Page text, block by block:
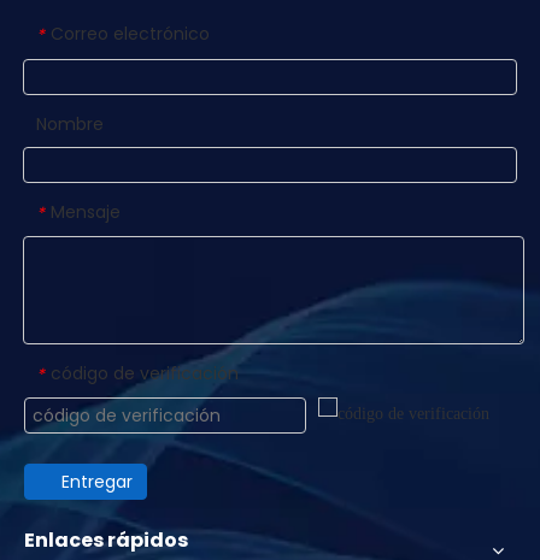
* Correo electrónico
Nombre
* Mensaje
* código de verificación
Entregar
Enlaces rápidos